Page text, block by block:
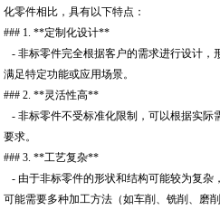
化零件相比，具有以下特点：
### 1. **定制化设计**
- 非标零件完全根据客户的需求进行设计，
满足特定功能或应用场景。
### 2. **灵活性高**
- 非标零件不受标准化限制，可以根据实际
要求。
### 3. **工艺复杂**
- 由于非标零件的形状和结构可能较为复杂
可能需要多种加工方法（如车削、铣削、磨